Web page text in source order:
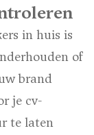
in huis is
of
brand
je cv-
te laten